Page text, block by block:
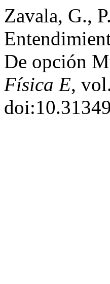
Zavala, G.,
De opción
Física E,